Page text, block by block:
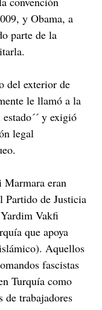
y Obama, a
parte de la
del exterior de
le llamó a la
y exigió
legal
Marmara eran
Partido de Justicia
Vakfi
que apoya
Aquellos
fascistas
Turquía como
trabajadores